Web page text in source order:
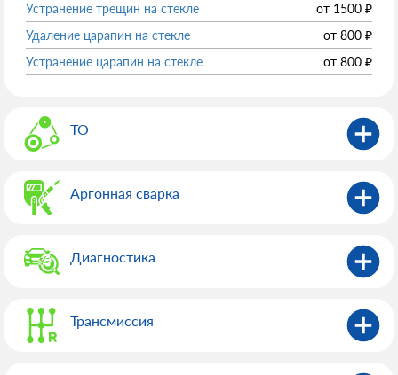
Устранение трещин на стекле
от 1500 ₽
Удаление царапин на стекле
от 800 ₽
Устранение царапин на стекле
от 800 ₽
ТО
Аргонная сварка
Диагностика
Трансмиссия